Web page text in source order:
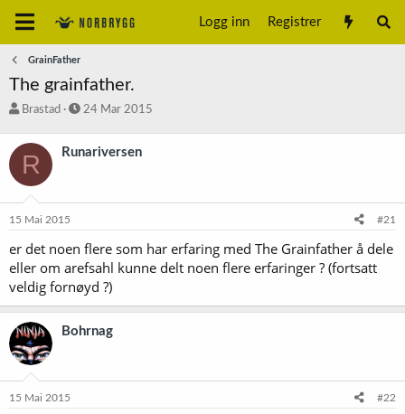
Logg inn Registrer
GrainFather
The grainfather.
T
å
d
s
a
e
r
Brastad
S
r
a
24 Mar 2015
R Runariversen
15 Mai 2015 #21
er det noen flere som har erfaring med The Grainfather å dele
eller om arefsahl kunne delt noen flere erfaringer ? (fortsatt
veldig fornøyd ?)
Bohrnag
15 Mai 2015 #22